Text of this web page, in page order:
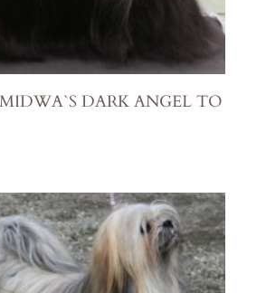
DARK ANGEL TO